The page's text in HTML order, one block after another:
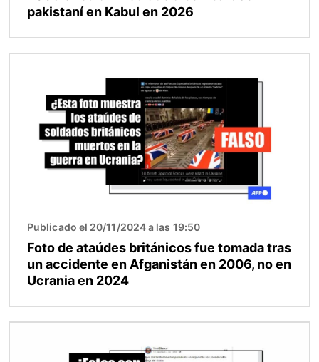
pakistaní en Kabul en 2026
Publicado el 20/11/2024 a las 19:50
Foto de ataúdes británicos fue tomada tras
un accidente en Afganistán en 2006, no en
Ucrania en 2024